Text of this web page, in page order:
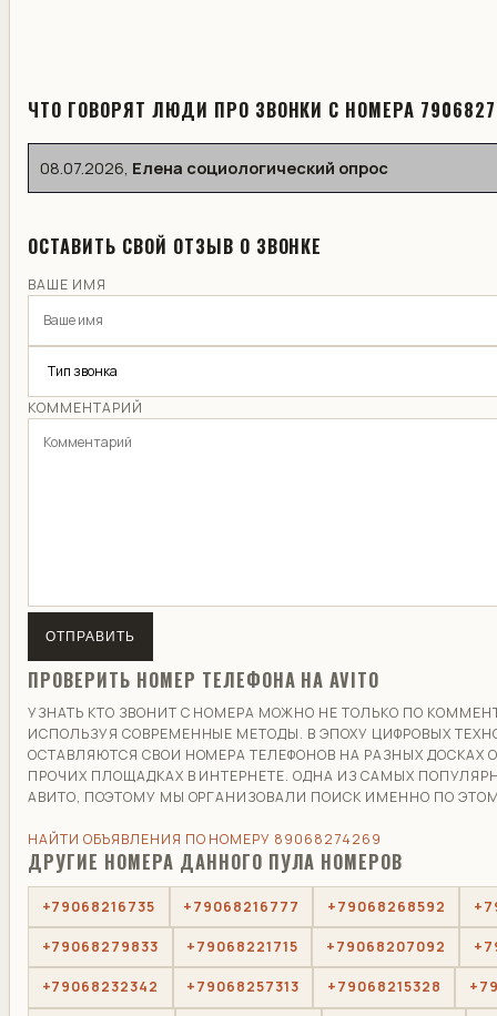
ЧТО ГОВОРЯТ ЛЮДИ ПРО ЗВОНКИ С НОМЕРА
08.07.2026 Елена социологический опрос
ОСТАВИТЬ СВОЙ ОТЗЫВ О ЗВОНКЕ
ВАШЕ ИМЯ
КОММЕНТАРИЙ
ОТПРАВИТЬ
ПРОВЕРИТЬ НОМЕР ТЕЛЕФОНА НА AVITO
УЗНАТЬ КТО ЗВОНИТ С НОМЕРА МОЖНО НЕ ТОЛЬКО ПО
ИСПОЛЬЗУЯ СОВРЕМЕННЫЕ МЕТОДЫ. В ЭПОХУ ЦИФРОВЫХ
ОСТАВЛЯЮТСЯ СВОИ НОМЕРА ТЕЛЕФОНОВ НА РАЗНЫХ ДОСКАХ
ПРОЧИХ ПЛОЩАДКАХ В ИНТЕРНЕТЕ. ОДНА ИЗ САМЫХ
АВИТО, ПОЭТОМУ МЫ ОРГАНИЗОВАЛИ ПОИСК ИМЕННО ПО
НАЙТИ ОБЪЯВЛЕНИЯ ПО НОМЕРУ 89068274269
ДРУГИЕ НОМЕРА ДАННОГО ПУЛА НОМЕРОВ
+79068216735 +79068216777 +79068268592
+79068279833 +79068221715 +79068207092
+79068232342 +79068257313 +79068215328